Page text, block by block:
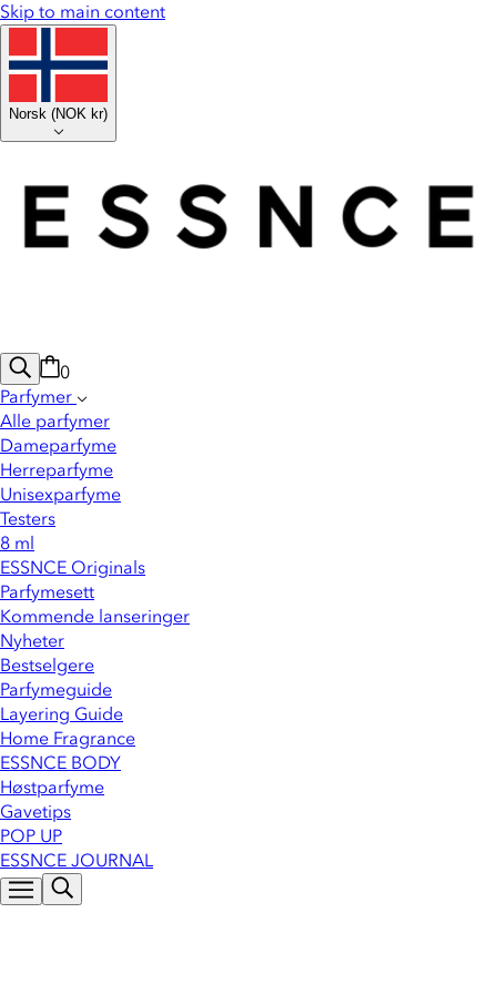
Skip to main content
Norsk (NOK kr)
0
Parfymer
Alle parfymer
Dameparfyme
Herreparfyme
Unisexparfyme
Testers
8 ml
ESSNCE Originals
Parfymesett
Kommende lanseringer
Nyheter
Bestselgere
Parfymeguide
Layering Guide
Home Fragrance
ESSNCE BODY
Høstparfyme
Gavetips
POP UP
ESSNCE JOURNAL